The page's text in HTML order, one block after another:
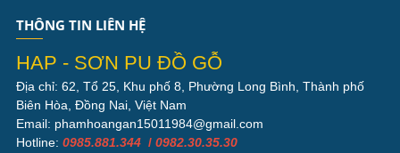
THÔNG TIN LIÊN HỆ
HAP - SƠN PU ĐỒ GỖ
Địa chỉ: 62, Tổ 25, Khu phố 8, Phường Long Bình, Thành phố
Biên Hòa, Đồng Nai, Việt Nam
Email: phamhoangan15011984@gmail.com
Hotline: 0985.881.344/ 0982.30.35.30